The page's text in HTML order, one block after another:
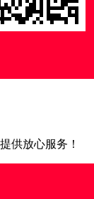
供放心服务！